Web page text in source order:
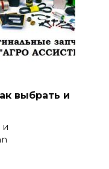
выбрать и
и